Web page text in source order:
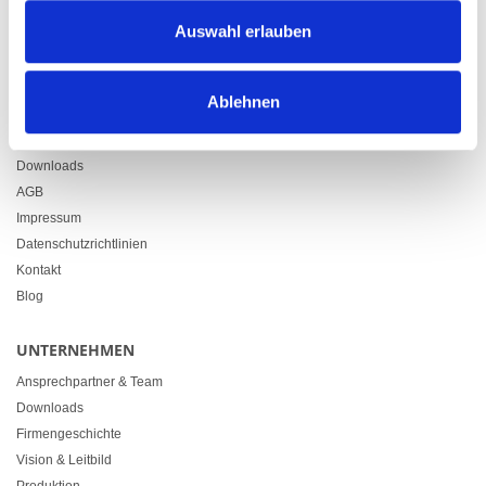
Auswahl erlauben
Ablehnen
Zürcherstrasse 37
LINKS
Downloads
AGB
Impressum
Datenschutzrichtlinien
Kontakt
Blog
UNTERNEHMEN
Ansprechpartner & Team
Downloads
Firmengeschichte
Vision & Leitbild